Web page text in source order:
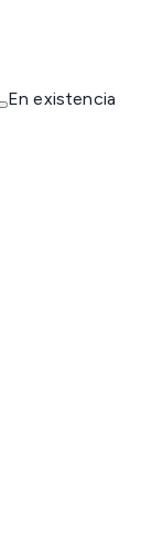
En existencia